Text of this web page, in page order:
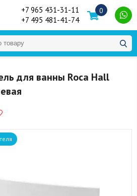
+7 965 431-31-11
+7 495 481-41-74
0
для ванны Roca Hall